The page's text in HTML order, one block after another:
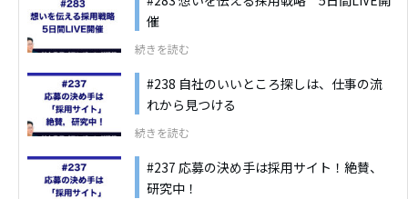
催
続きを読む
#238 自社のいいところ探しは、仕事の流
れから見つける
続きを読む
#237 応募の決め手は採用サイト！絶賛、
研究中！